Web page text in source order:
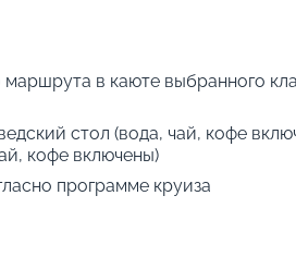
в каюте выбранного
стол (вода, чай, кофе
кофе включены)
программе круиза